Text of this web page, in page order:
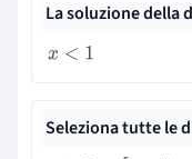
La soluzione della
x< 1
Seleziona tutte le